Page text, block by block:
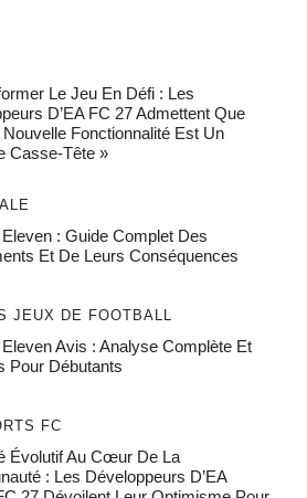
Le Jeu En Défi : Les
D’EA FC 27 Admettent Que
Fonctionnalité Est Un
Casse-Tête »
: Guide Complet Des
Et De Leurs Conséquences
JEUX DE FOOTBALL
Avis : Analyse Complète Et
Pour Débutants
FC
Évolutif Au Cœur De La
: Les Développeurs D’EA